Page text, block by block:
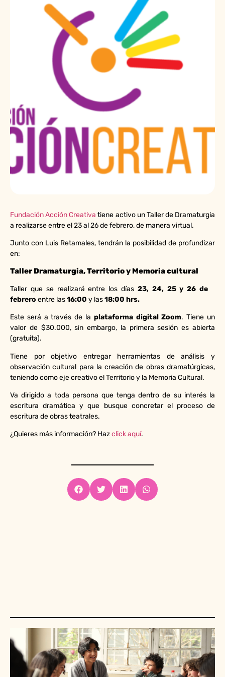
Fundación Acción Creativa tiene activo un Taller de Dramaturgia
a realizarse entre el 23 al 26 de febrero, de manera virtual.
Junto con Luis Retamales, tendrán la posibilidad de profundizar
en:
Taller Dramaturgia, Territorio y Memoria cultural
Taller que se realizará entre los días 23, 24, 25 y 26 de
febrero entre las16:00 y las18:00 hrs.
Este será a través de la plataforma digital Zoom. Tiene un
valor de $30.000, sin embargo, la primera sesión es abierta
(gratuita).
Tiene por objetivo entregar herramientas de análisis y
observación cultural para la creación de obras dramatúrgicas,
teniendo como eje creativo el Territorio y la Memoria Cultural.
Va dirigido a toda persona que tenga dentro de su interés la
escritura dramática y que busque concretar el proceso de
escritura de obras teatrales.
¿Quieres más información? Hazclick aquí.